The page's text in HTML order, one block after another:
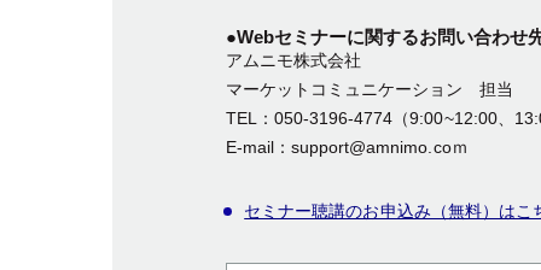
●Webセミナーに関するお問い合わせ
アムニモ株式会社
マーケットコミュニケーション 担当
TEL：050-3196-4774（9:00~12:00、
E-mail：support@amnimo.coｍ
セミナー聴講のお申込み（無料）はこ